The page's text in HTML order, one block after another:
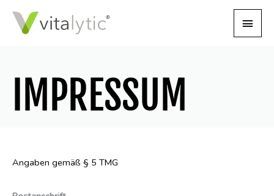
Inhalt
IMPRESSUM
Angaben gemäß § 5 TMG